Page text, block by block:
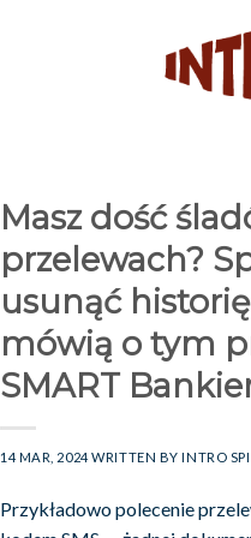
Masz dość
przelewach?
usunąć
mówią o tym
SMART
14 MAR, 2024WRITTEN BYINTRO
Przykładowo polecenie